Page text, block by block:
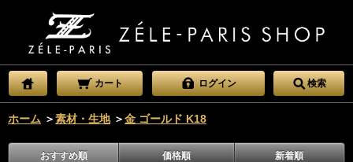
カート ログイン 検索
ホーム ＞素材・生地 ＞金 ゴールド K18
おすすめ順 価格順 新着順